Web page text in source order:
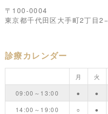
〒100-0004
東京都千代田区大手町2丁目
診療カレンダー
月 火
09:00～13:00
● ●
14:00～19:00
○ ●